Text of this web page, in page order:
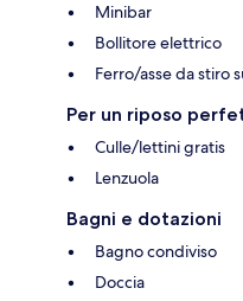
Minibar
Bollitore elettrico
Ferro/asse da stiro
Per un riposo
Culle/lettini gratis
Lenzuola
Bagni e dotazioni
Bagno condiviso
Doccia